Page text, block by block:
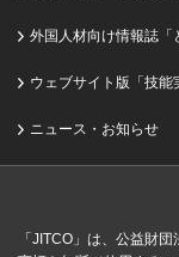
外国人材向け情報誌「
ウェブサイト版「技能
ニュース・お知らせ
「JITCO」は、公益財